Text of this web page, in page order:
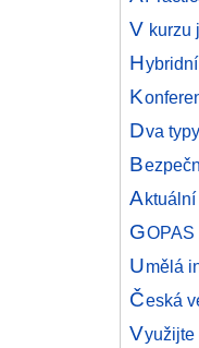
V kurzu
H
K
Dva
B
A
G
Umělá
Česká
Využijte